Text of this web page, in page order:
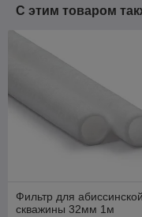
С этим товаром
Фильтр для абиссинской
скважины 32мм 1м